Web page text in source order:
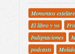
Momentos
El libro y yo
Indignaciones
podcasts